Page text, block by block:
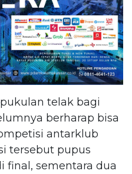
telak bagi
berharap bisa
antarklub
tersebut pupus
final, sementara dua